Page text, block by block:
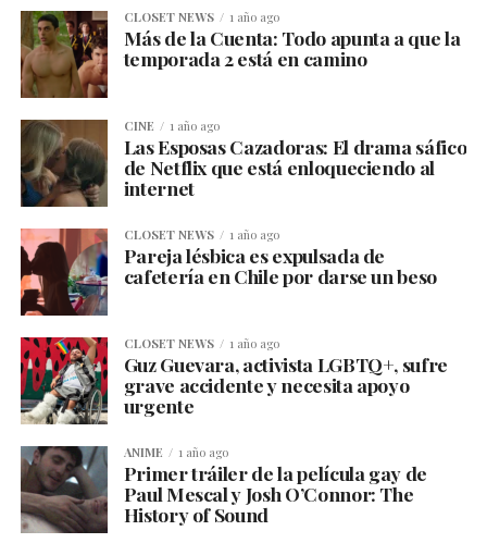
CLOSET NEWS 1 año ago
Más de la Cuenta: Todo apunta a que la
temporada 2 está en camino
CINE 1 año ago
Las Esposas Cazadoras: El drama sáfico
de Netflix que está enloqueciendo al
internet
CLOSET NEWS 1 año ago
Pareja lésbica es expulsada de
cafetería en Chile por darse un beso
CLOSET NEWS 1 año ago
Guz Guevara, activista LGBTQ+, sufre
grave accidente y necesita apoyo
urgente
ANIME 1 año ago
Primer tráiler de la película gay de
Paul Mescal y Josh O’Connor: The
History of Sound